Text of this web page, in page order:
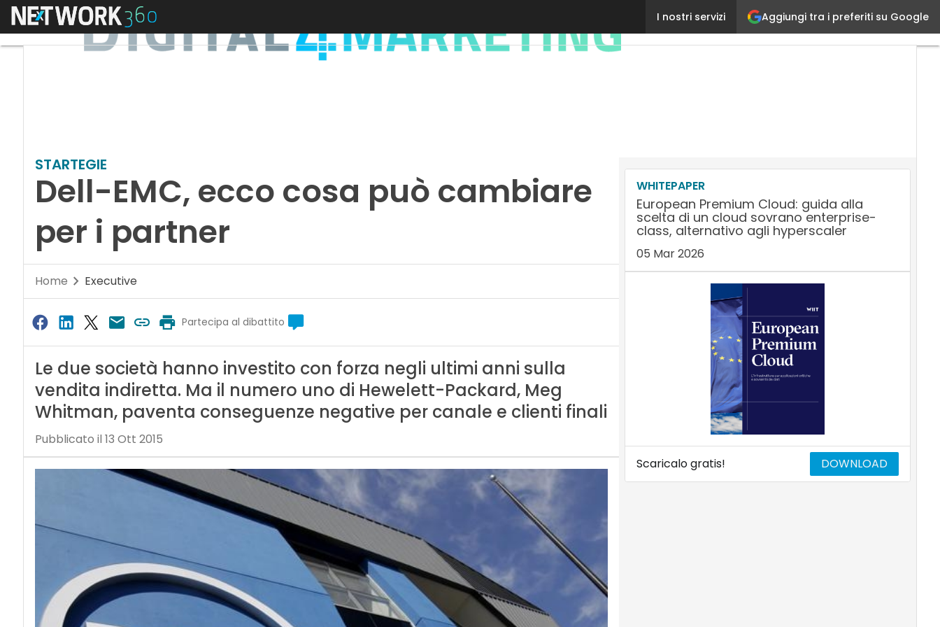
Aggiungi tra i preferiti su Google
I nostri servizi
Menu Dell-EMC, ecco cosa può cambiare per i partner
AI
STARTEGIE
Dell-EMC, ecco cosa può cambiare
per i partner
Home Executive
Partecipa al dibattito
Le due società hanno investito con forza negli ultimi anni sulla
vendita indiretta. Ma il numero uno di Hewelett-Packard, Meg
Whitman, paventa conseguenze negative per canale e clienti finali
Pubblicato il 13 Ott 2015
WHITEPAPER
European Premium Cloud: guida alla
scelta di un cloud sovrano enterprise-
class, alternativo agli hyperscaler
05 Mar 2026
Scaricalo gratis! DOWNLOAD